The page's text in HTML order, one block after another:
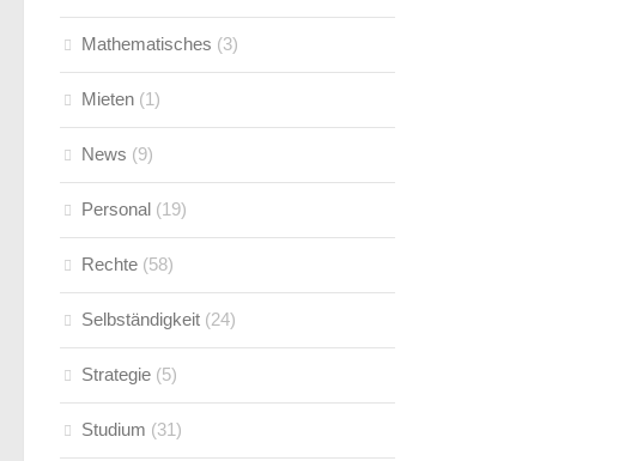
Mathematisches (3)
Mieten (1)
News (9)
Personal (19)
Rechte (58)
Selbständigkeit (24)
Strategie (5)
Studium (31)